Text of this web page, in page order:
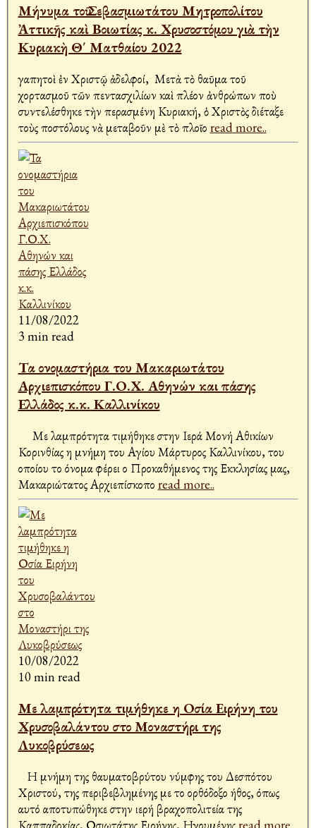
Μήνυμα τοῦ Σεβασμιωτάτου Μητροπολίτου
Ἀττικῆς καὶ Βοιωτίας κ. Χρυσοστόμου γιὰ τὴν
Κυριακὴ Θ΄ Ματθαίου 2022
Ἀγαπητοὶ ἐν Χριστῷ ἀδελφοί, Μετὰ τὸ θαῦμα τοῦ
χορτασμοῦ τῶν πεντασχιλίων καὶ πλέον ἀνθρώπων ποὺ
συντελέσθηκε τὴν περασμένη Κυριακή, ὁ Χριστὸς διέταξε
τοὺς Ἀποστόλους νὰ μεταβοῦν μὲ τὸ πλοῖο read more..
11/08/2022
3 min read
Τα ονομαστήρια του Μακαριωτάτου
Αρχιεπισκόπου Γ.Ο.Χ. Αθηνών και πάσης
Ελλάδος κ.κ. Καλλινίκου
Με λαμπρότητα τιμήθηκε στην Ιερά Μονή Αθικίων
Κορινθίας η μνήμη του Αγίου Μάρτυρος Καλλινίκου, του
οποίου το όνομα φέρει ο Προκαθήμενος της Εκκλησίας μας,
Μακαριώτατος Αρχιεπίσκοπο read more..
10/08/2022
10 min read
Με λαμπρότητα τιμήθηκε η Οσία Ειρήνη του
Χρυσοβαλάντου στο Μοναστήρι της
Λυκοβρύσεως
Η μνήμη της θαυματοβρύτου νύμφης του Δεσπότου
Χριστού, της περιβεβλημένης με το ορθόδοξο ήθος, όπως
αυτό αποτυπώθηκε στην ιερή βραχοπολιτεία της